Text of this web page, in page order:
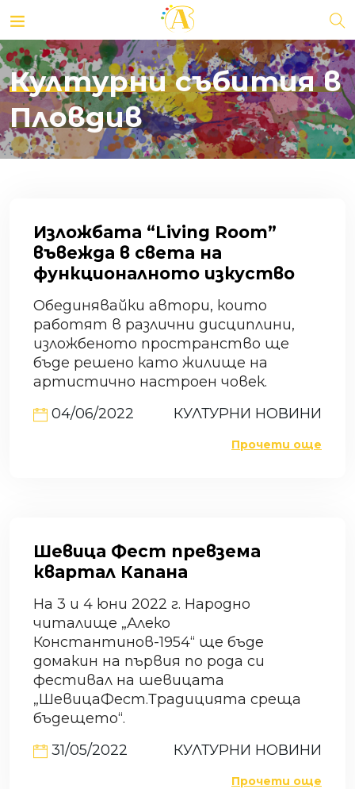
Културни събития в
Пловдив
Изложбата “Living Room”
въвежда в света на
функционалното изкуство
Обединявайки автори, които
работят в различни дисциплини,
изложбеното пространство ще
бъде решено като жилище на
артистично настроен човек.
04/06/2022
КУЛТУРНИ НОВИНИ
Прочети още
Шевица Фест превзема
квартал Капана
На 3 и 4 юни 2022 г. Народно
читалище „Алеко
Константинов-1954“ ще бъде
домакин на първия по рода си
фестивал на шевицата
„ШевицаФест.Традицията среща
бъдещето“.
31/05/2022
КУЛТУРНИ НОВИНИ
Прочети още